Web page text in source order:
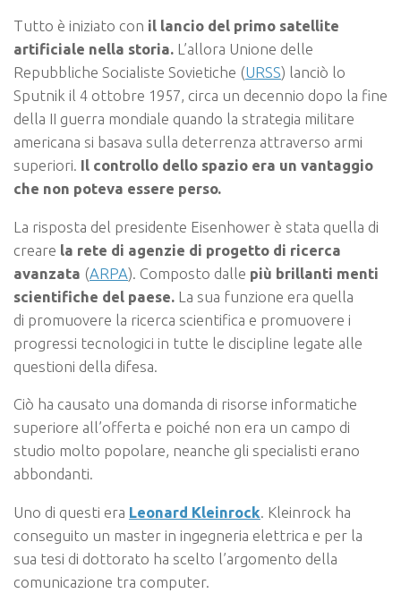
Tutto è iniziato con il lancio del primo satellite
artificiale nella storia. L’allora Unione delle
Repubbliche Socialiste Sovietiche (URSS) lanciò lo
Sputnik il 4 ottobre 1957, circa un decennio dopo la fine
della II guerra mondiale quando la strategia militare
americana si basava sulla deterrenza attraverso armi
superiori. Il controllo dello spazio era un vantaggio
che non poteva essere perso.
La risposta del presidente Eisenhower è stata quella di
creare la rete di agenzie di progetto di ricerca
avanzata (ARPA). Composto dalle più brillanti menti
scientifiche del paese. La sua funzione era quella
di promuovere la ricerca scientifica e promuovere i
progressi tecnologici in tutte le discipline legate alle
questioni della difesa.
Ciò ha causato una domanda di risorse informatiche
superiore all’offerta e poiché non era un campo di
studio molto popolare, neanche gli specialisti erano
abbondanti.
Uno di questi era Leonard Kleinrock. Kleinrock ha
conseguito un master in ingegneria elettrica e per la
sua tesi di dottorato ha scelto l’argomento della
comunicazione tra computer.